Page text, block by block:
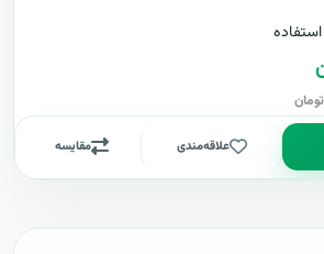
علاقه‌مندی مقایسه